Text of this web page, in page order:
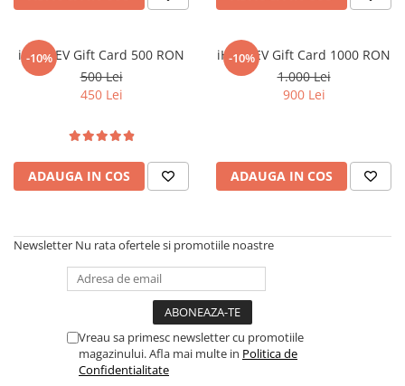
Slow Cooker
Grătar Grill
Gătit cu Aburi
Deshidratoare
Blender
Aparate de Cafea
Friteuze Aer Cald / Air Fryer
Mașini de Spălat
Roboți Curătenie
Roboți Aspirator
-10%
iHunt EV Gift Card 500 RON
500 Lei
450 Lei
ADAUGA IN COS
-10%
iHunt EV Gift Card 1000 RON
1.000 Lei
900 Lei
ADAUGA IN COS
Newsletter Nu rata ofertele si promotiile noastre
Vreau sa primesc newsletter cu promotiile
magazinului. Afla mai multe in Politica de
Confidentialitate